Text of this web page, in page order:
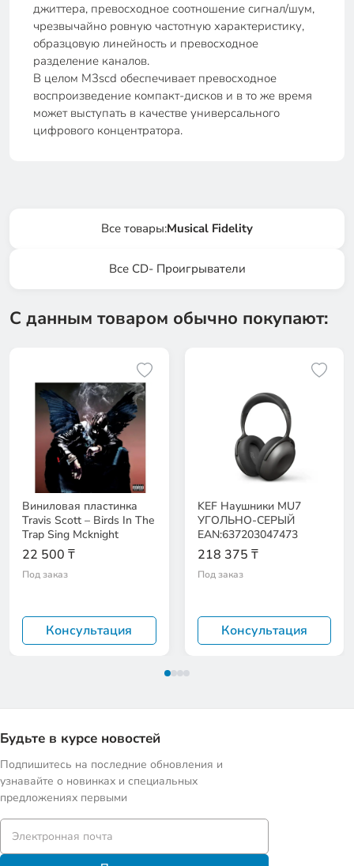
джиттера, превосходное соотношение сигнал/шум,
чрезвычайно ровную частотную характеристику,
образцовую линейность и превосходное
разделение каналов.
В целом M3scd обеспечивает превосходное
воспроизведение компакт-дисков и в то же время
может выступать в качестве универсального
цифрового концентратора.
Все товары:Musical Fidelity
Все CD- Проигрыватели
С данным товаром обычно покупают:
Виниловая пластинка
Travis Scott – Birds In The
Trap Sing Mcknight
22 500 ₸
Под заказ
Консультация
KEF Наушники MU7
УГОЛЬНО-СЕРЫЙ
EAN:637203047473
218 375 ₸
Под заказ
Консультация
Будьте в курсе новостей
Подпишитесь на последние обновления и
узнавайте о новинках и специальных
предложениях первыми